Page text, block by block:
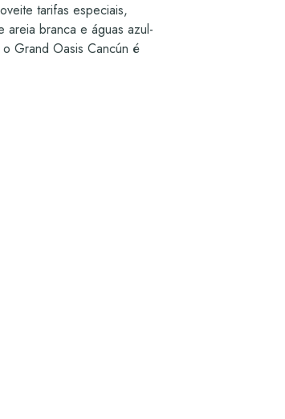
tarifas especiais,
areia branca e águas azul-
Grand Oasis Cancún é